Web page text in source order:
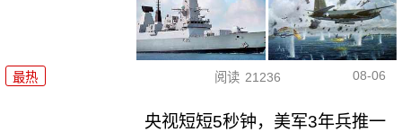
最热 阅读 21236 08-06
央视短短5秒钟，美军3年兵推一